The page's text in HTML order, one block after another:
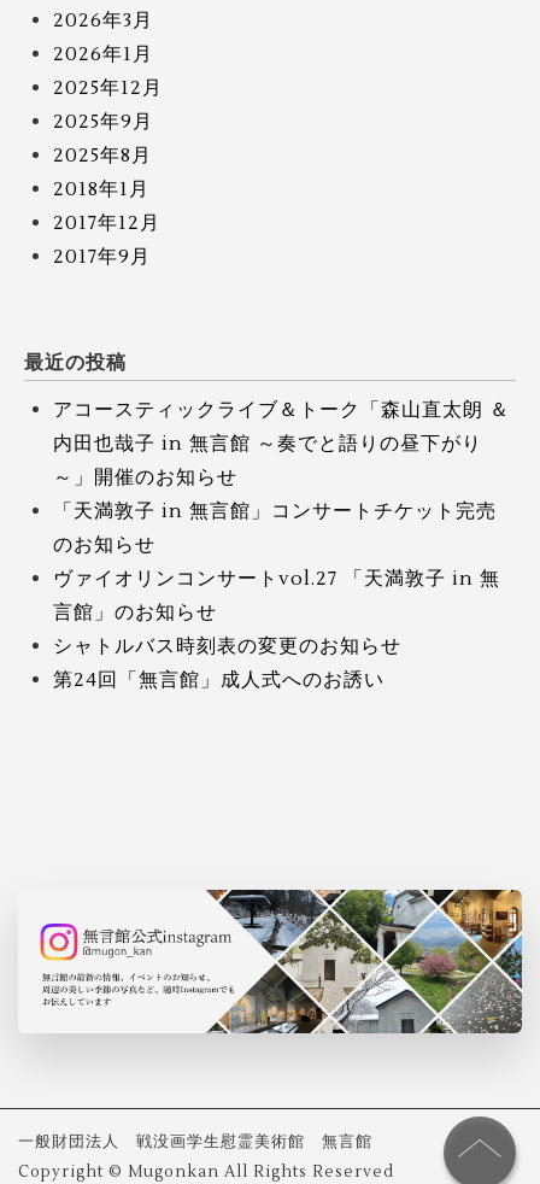
2026年3月
2026年1月
2025年12月
2025年9月
2025年8月
2018年1月
2017年12月
2017年9月
最近の投稿
アコースティックライブ＆トーク「森山直太朗 ＆
内田也哉子 in 無言館 ～奏でと語りの昼下がり
～」開催のお知らせ
「天満敦子 in 無言館」コンサートチケット完売
のお知らせ
ヴァイオリンコンサートvol.27 「天満敦子 in 無
言館」のお知らせ
シャトルバス時刻表の変更のお知らせ
第24回「無言館」成人式へのお誘い
一般財団法人 戦没画学生慰霊美術館 無言館
Copyright © Mugonkan All Rights Reserved